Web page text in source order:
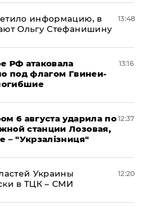
информацию, в
Ольгу Стефанишину
13:48
РФ атаковала
под флагом Гвинеи-
13:16
6 августа ударила по
станции Лозовая,
– "Укрзалізниця"
12:37
Украины
в ТЦК – СМИ
12:20